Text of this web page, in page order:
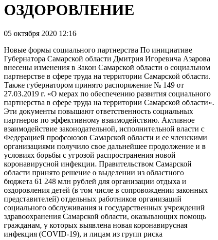
ОЗДОРОВЛЕНИЕ
05 октября 2020 12:16
Новые формы социального партнерства По инициативе
Губернатора Самарской области Дмитрия Игоревича Азарова
внесены изменения в Закон Самарской области о социальном
партнерстве в сфере труда на территории Самарской области.
Также губернатором принято распоряжение № 149 от
27.03.2019 г. «О мерах по обеспечению развития социального
партнерства в сфере труда на территории Самарской области».
Эти документы повышают ответственность социальных
партнеров по эффективному взаимодействию. Активное
взаимодействие законодательной, исполнительной власти с
Федерацией профсоюзов Самарской области и ее членскими
организациями получило свое дальнейшее продолжение и в
условиях борьбы с угрозой распространения новой
коронавирусной инфекции. Правительством Самарской
области принято решение о выделении из областного
бюджета 61 248 млн рублей для организации отдыха и
оздоровления детей (в том числе в сопровождении законных
представителей) отдельных работников организаций
социального обслуживания и государственных учреждений
здравоохранения Самарской области, оказывающих помощь
гражданам, у которых выявлена новая коронавирусная
инфекция (COVID-19), и лицам из групп риска